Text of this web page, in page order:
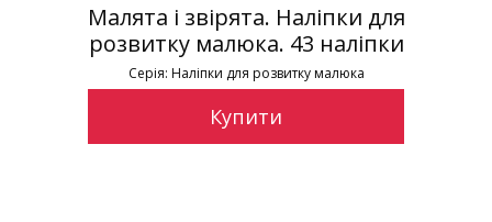
Малята і звірята. Наліпки для
розвитку малюка. 43 наліпки
Серія: Наліпки для розвитку малюка
Купити